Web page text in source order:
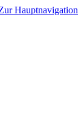
Hauptnavigation